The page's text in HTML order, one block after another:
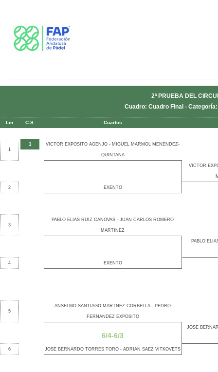
2ª PRUEBA DEL
Cuadro: Cuadro Final -
Lin C.S. Cuartos
1
1 VICTOR EXPOSITO AGENJO - MIGUEL MARMOL MENENDEZ-
QUINTANA
VICTOR
2 EXENTO
3
PABLO ELIAS RUIZ CANOVAS - JUAN CARLOS ROMERO
MARTINEZ
PABLO
4 EXENTO
5
ANSELMO SANTIAGO MARTNEZ CORBELLA - PEDRO
FERNANDEZ EXPOSITO
6/4-6/3
JOSE
6 JOSE BERNARDO TORRES TORO - ADRIAN SAEZ VITKOVETS